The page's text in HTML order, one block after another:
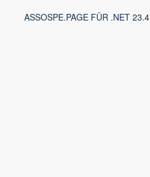
ASSOSPE.PAGE FÜR .NET 23.4